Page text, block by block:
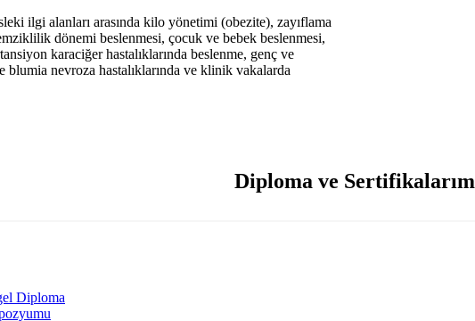
ilgi alanları arasında kilo yönetimi (obezite), zayıflama
dönemi beslenmesi, çocuk ve bebek beslenmesi,
karaciğer hastalıklarında beslenme, genç ve
blumia nevroza hastalıklarında ve klinik vakalarda
Diploma ve Sertifikalarım